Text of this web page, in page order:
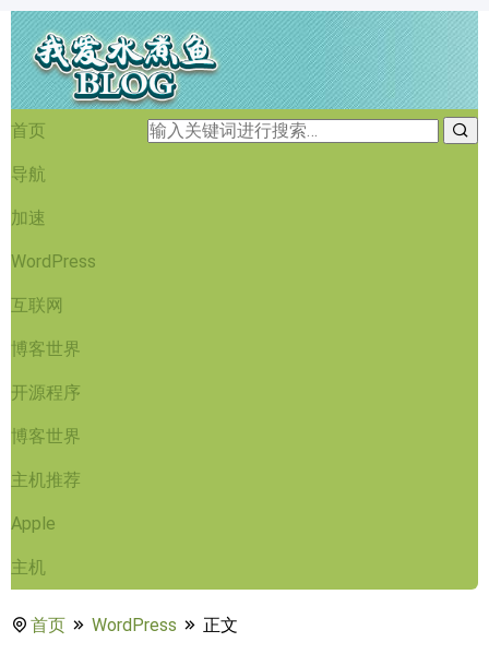
首页
导航
加速
WordPress
互联网
博客世界
开源程序
博客世界
主机推荐
Apple
主机
首页 WordPress 正文